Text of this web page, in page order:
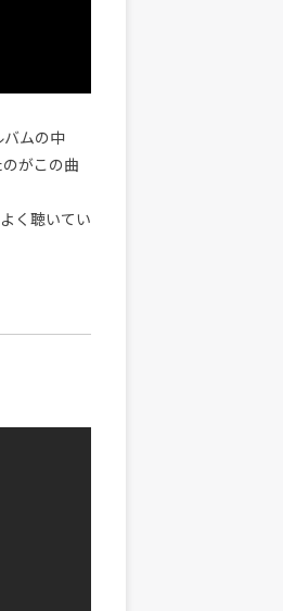
バムの中
がこの曲
く聴いてい